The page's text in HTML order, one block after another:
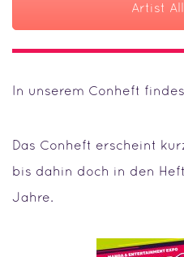
Artist
In unserem Conheft
Das Conheft erscheint
bis dahin doch in den
Jahre.